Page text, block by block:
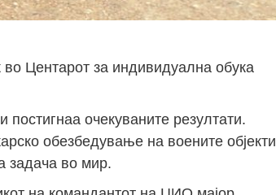
Центарот за индивидуална обука
очекуваните резултати.
обезбедување на воените објекти
задача во мир.